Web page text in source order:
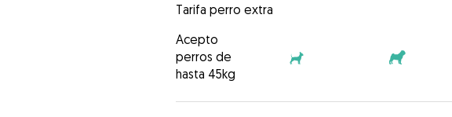
Tarifa perro extra
Acepto
perros de
hasta 45kg